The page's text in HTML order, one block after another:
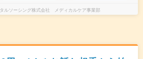
ルソーシング株式会社 メディカルケア事業部